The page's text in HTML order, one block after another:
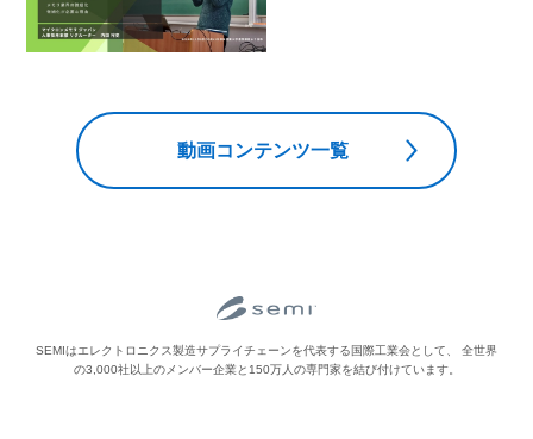
動画コンテンツ一覧
SEMIはエレクトロニクス製造サプライチェーンを代表する国際工業会として、
全世界
の3,000社以上のメンバー企業と150万人の専門家を結び付けています。